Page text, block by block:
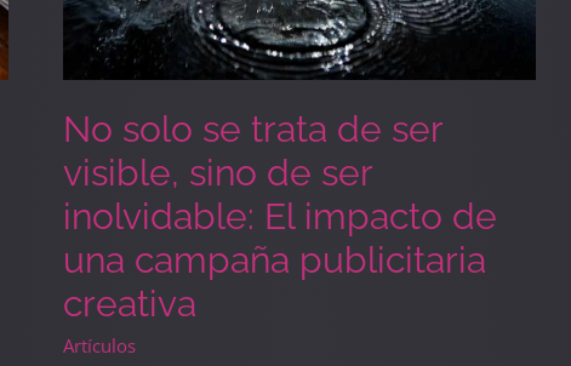
No solo se trata de ser
visible, sino de ser
inolvidable: El impacto de
una campaña publicitaria
creativa
Artículos
impacto
una
campaña
publicitaria
creativa